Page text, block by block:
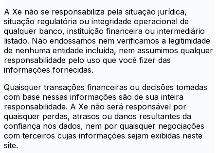
A Xe não se responsabiliza pela situação jurídica,
situação regulatória ou integridade operacional de
qualquer banco, instituição financeira ou intermediário
listado. Não endossamos nem verificamos a legitimidade
de nenhuma entidade incluída, nem assumimos qualquer
responsabilidade pelo uso que você fizer das
informações fornecidas.
Quaisquer transações financeiras ou decisões tomadas
com base nessas informações são de sua inteira
responsabilidade. A Xe não será responsável por
quaisquer perdas, atrasos ou danos resultantes da
confiança nos dados, nem por quaisquer negociações
com terceiros cujas informações sejam exibidas neste
site.